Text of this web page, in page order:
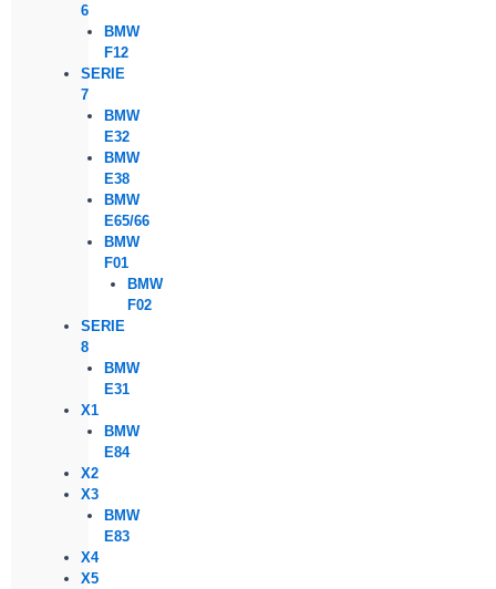
6
BMW
F12
SERIE
7
BMW
E32
BMW
E38
BMW
E65/66
BMW
F01
BMW
F02
SERIE
8
BMW
E31
X1
BMW
E84
X2
X3
BMW
E83
X4
X5